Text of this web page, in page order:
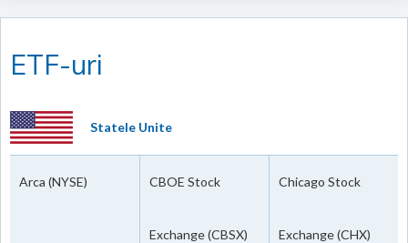
ETF-uri
Statele Unite
Arca (NYSE) CBOE Stock
Exchange (CBSX)
Chicago Stock
Exchange (CHX)